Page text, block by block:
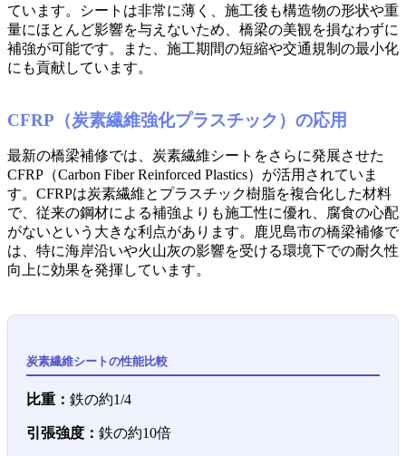
ています。シートは非常に薄く、施工後も構造物の形状や重
量にほとんど影響を与えないため、橋梁の美観を損なわずに
補強が可能です。また、施工期間の短縮や交通規制の最小化
にも貢献しています。
CFRP（炭素繊維強化プラスチック）の応用
最新の橋梁補修では、炭素繊維シートをさらに発展させた
CFRP（Carbon Fiber Reinforced Plastics）が活用されていま
す。CFRPは炭素繊維とプラスチック樹脂を複合化した材料
で、従来の鋼材による補強よりも施工性に優れ、腐食の心配
がないという大きな利点があります。鹿児島市の橋梁補修で
は、特に海岸沿いや火山灰の影響を受ける環境下での耐久性
向上に効果を発揮しています。
炭素繊維シートの性能比較
比重： 鉄の約1/4
引張強度： 鉄の約10倍